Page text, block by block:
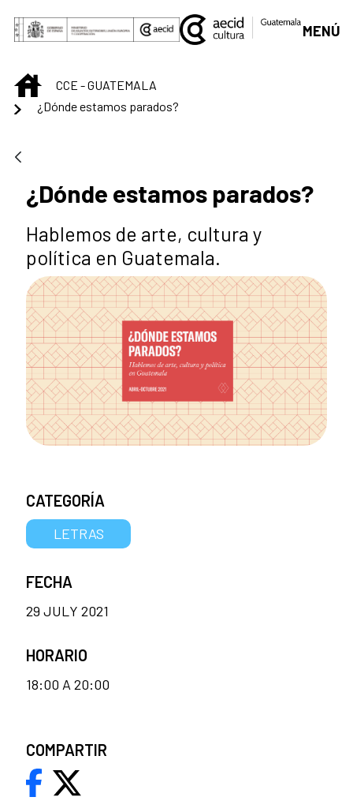
Skip to Main Content
MENÚ
INICIOCCE - GUATEMALA
¿Dónde estamos parados?
¿Dónde estamos parados?
Hablemos de arte, cultura y
política en Guatemala.
CATEGORÍA
LETRAS
FECHA
29 JULY 2021
HORARIO
18:00 A 20:00
COMPARTIR